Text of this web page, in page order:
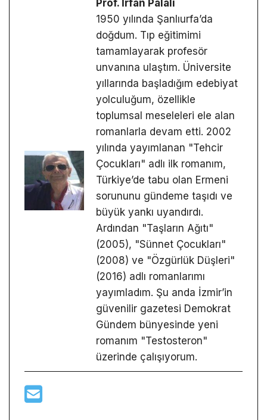
Prof. İrfan Palalı
1950 yılında Şanlıurfa’da
doğdum. Tıp eğitimimi
tamamlayarak profesör
unvanına ulaştım. Üniversite
yıllarında başladığım edebiyat
yolculuğum, özellikle
toplumsal meseleleri ele alan
romanlarla devam etti. 2002
yılında yayımlanan "Tehcir
Çocukları" adlı ilk romanım,
Türkiye’de tabu olan Ermeni
sorununu gündeme taşıdı ve
büyük yankı uyandırdı.
Ardından "Taşların Ağıtı"
(2005), "Sünnet Çocukları"
(2008) ve "Özgürlük Düşleri"
(2016) adlı romanlarımı
yayımladım. Şu anda İzmir’in
güvenilir gazetesi Demokrat
Gündem bünyesinde yeni
romanım "Testosteron"
üzerinde çalışıyorum.